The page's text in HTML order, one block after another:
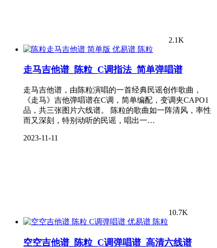
2.1K
陈粒
走马吉他谱_陈粒_C调指法_简单弹唱谱
走马吉他谱，由陈粒演唱的一首经典民谣创作歌曲，
《走马》吉他弹唱谱在C调，简单编配，变调夹CAPO1
品，共三张图片六线谱。 陈粒的歌曲如一阵清风，率性
而又深刻，特别动听的民谣，唱出一…
2023-11-11
10.7K
陈粒
空空吉他谱_陈粒_C调弹唱谱_高清六线谱